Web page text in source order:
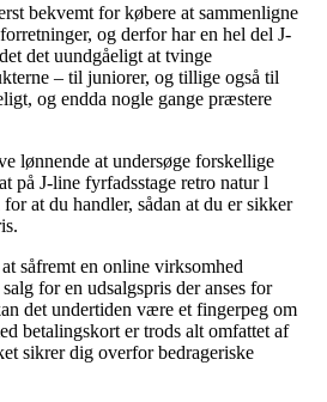
bekvemt for købere at sammenligne
og derfor har en hel del J-
det uundgåeligt at tvinge
– til juniorer, og tillige også til
og endda nogle gange præstere
lønnende at undersøge forskellige
på J-line fyrfadsstage retro natur l
at du handler, sådan at du er sikker
såfremt en online virksomhed
for en udsalgspris der anses for
det undertiden være et fingerpeg om
betalingskort er trods alt omfattet af
sikrer dig overfor bedrageriske